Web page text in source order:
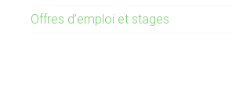
Offres d’emploi et stages